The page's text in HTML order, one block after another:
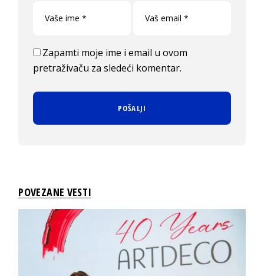
Zapamti moje ime i email u ovom
pretraživaču za sledeći komentar.
POVEZANE VESTI